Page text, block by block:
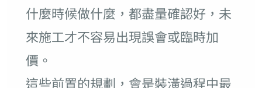
什麼時候做什麼，都盡量確認好，未
來施工才不容易出現誤會或臨時加
價。
這些前置的規劃，會是裝潢過程中最